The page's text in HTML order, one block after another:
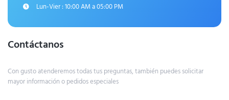
Lun-Vier : 10:00 AM a 05:00 PM
Contáctanos
Con gusto atenderemos todas tus preguntas, también puedes solicitar
mayor información o pedidos especiales